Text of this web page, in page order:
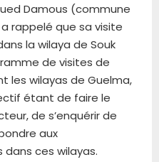
Damous (commune
rappelé que sa visite
la wilaya de Souk
de visites de
les wilayas de Guelma,
étant de faire le
de s’enquérir de
aux
ces wilayas.